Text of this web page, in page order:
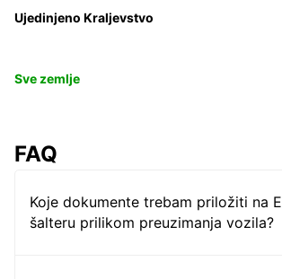
Ujedinjeno Kraljevstvo
Sve zemlje
FAQ
Koje dokumente trebam priložiti na
šalteru prilikom preuzimanja vozila?